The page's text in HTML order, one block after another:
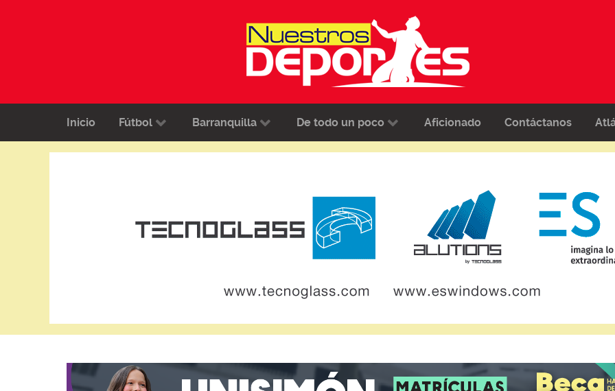
Inicio Fútbol Barranquilla De todo un poco Aficionado Contáctanos